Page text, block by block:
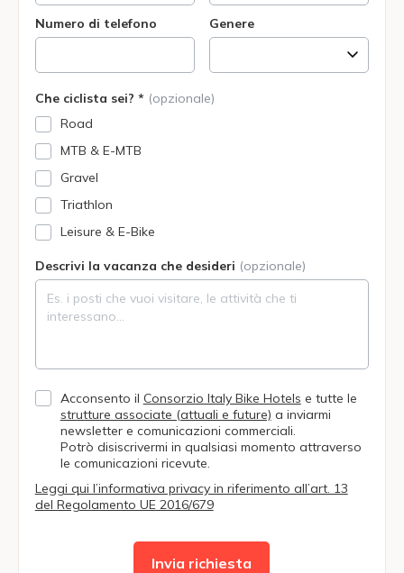
Numero di telefono Genere
Che ciclista sei? * (opzionale)
Road
MTB & E-MTB
Gravel
Triathlon
Leisure & E-Bike
Descrivi la vacanza che desideri (opzionale)
Acconsento il Consorzio Italy Bike Hotels e tutte le
strutture associate (attuali e future) a inviarmi
newsletter e comunicazioni commerciali.
Potrò disiscrivermi in qualsiasi momento attraverso
le comunicazioni ricevute.
Leggi qui l’informativa privacy in riferimento all’art. 13
del Regolamento UE 2016/679
Invia richiesta